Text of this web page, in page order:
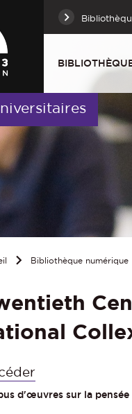
Bibliothèque numérique
d'œuvres sur la pensée